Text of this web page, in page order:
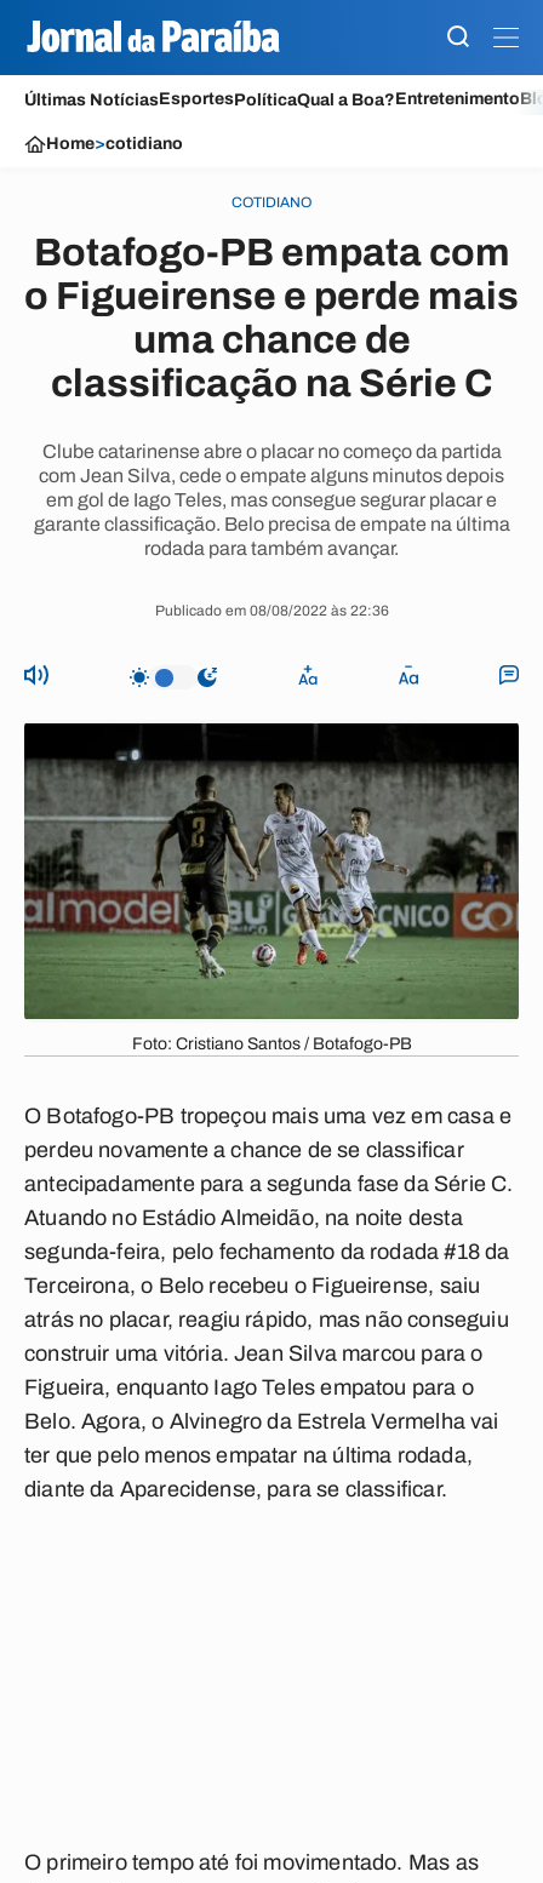
Últimas NotíciasEsportesPolíticaQual a Boa?Entretenimento
Home>cotidiano
COTIDIANO
Botafogo-PB empata com
o Figueirense e perde mais
uma chance de
classificação na Série C
Clube catarinense abre o placar no começo da partida
com Jean Silva, cede o empate alguns minutos depois
em gol de Iago Teles, mas consegue segurar placar e
garante classificação. Belo precisa de empate na última
rodada para também avançar.
Publicado em 08/08/2022 às 22:36
Foto: Cristiano Santos / Botafogo-PB
O Botafogo-PB tropeçou mais uma vez em casa e
perdeu novamente a chance de se classificar
antecipadamente para a segunda fase da Série C.
Atuando no Estádio Almeidão, na noite desta
segunda-feira, pelo fechamento da rodada #18 da
Terceirona, o Belo recebeu o Figueirense, saiu
atrás no placar, reagiu rápido, mas não conseguiu
construir uma vitória. Jean Silva marcou para o
Figueira, enquanto Iago Teles empatou para o
Belo. Agora, o Alvinegro da Estrela Vermelha vai
ter que pelo menos empatar na última rodada,
diante da Aparecidense, para se classificar.
O primeiro tempo até foi movimentado. Mas as